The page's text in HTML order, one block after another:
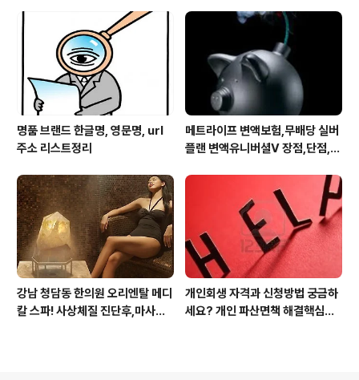
지구만~
명품 브랜드 한글명, 영문명, url
주소 리스트정리
메트라이프 변액보험,무배당 실버
플랜 변액유니버셜V 장점,단점,가
강남 청담동 한의원 오리엔탈 메디
칼 스파! 사상체질 진단후,마사지,
개인회생 자격과 신청방법 궁금하
세요? 개인 파산면책 해결핵심은?